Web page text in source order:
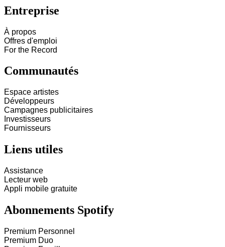
Entreprise
À propos
Offres d'emploi
For the Record
Communautés
Espace artistes
Développeurs
Campagnes publicitaires
Investisseurs
Fournisseurs
Liens utiles
Assistance
Lecteur web
Appli mobile gratuite
Abonnements Spotify
Premium Personnel
Premium Duo